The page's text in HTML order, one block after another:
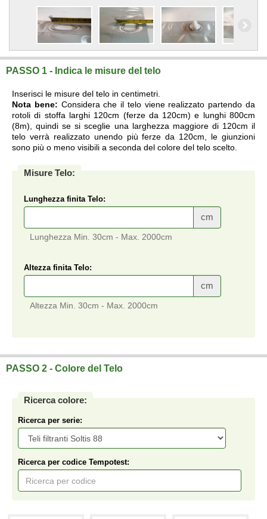
PASSO 1 - Indica le misure del telo
Inserisci le misure del telo in centimetri.
Nota bene: Considera che il telo viene realizzato partendo da
rotoli di stoffa larghi 120cm (ferze da 120cm) e lunghi 800cm
(8m), quindi se si sceglie una larghezza maggiore di 120cm il
telo verrà realizzato unendo più ferze da 120cm, le giunzioni
sono più o meno visibili a seconda del colore del telo scelto.
Misure Telo:
Lunghezza finita Telo:
cm
Lunghezza Min. 30cm - Max. 2000cm
Altezza finita Telo:
cm
Altezza Min. 30cm - Max. 2000cm
PASSO 2 - Colore del Telo
Ricerca colore:
Ricerca per serie:
Ricerca per codice Tempotest: